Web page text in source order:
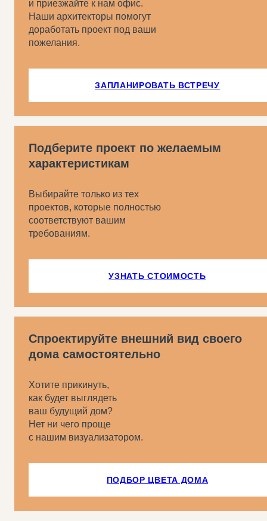
и приезжайте к нам офис.
Наши архитекторы помогут
доработать проект под ваши
пожелания.
ЗАПЛАНИРОВАТЬ ВСТРЕЧУ
Подберите проект по желаемым
характеристикам
Выбирайте только из тех
проектов, которые полностью
соответствуют вашим
требованиям.
УЗНАТЬ СТОИМОСТЬ
Спроектируйте внешний вид своего
дома самостоятельно
Хотите прикинуть,
как будет выглядеть
ваш будущий дом?
Нет ни чего проще
с нашим визуализатором.
ПОДБОР ЦВЕТА ДОМА